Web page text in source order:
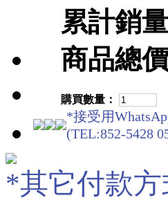
累計銷量
商品總價
購買數量：
*接受用
(TEL:852-5428
*其它付款方